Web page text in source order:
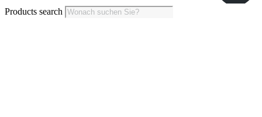
Products search